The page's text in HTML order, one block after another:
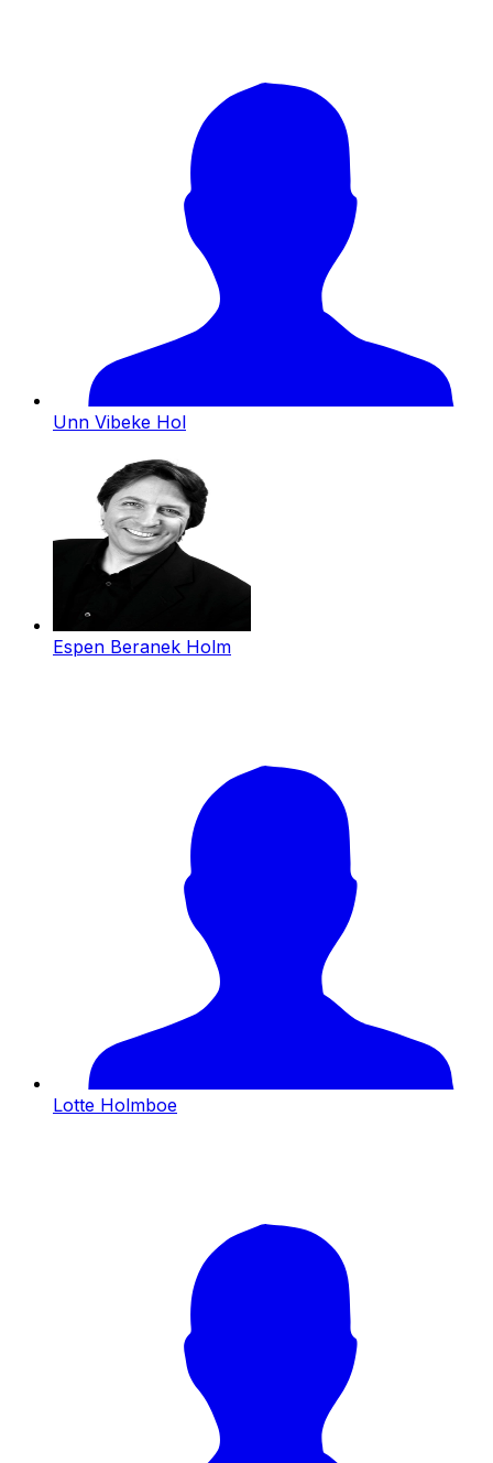
Unn Vibeke Hol
Espen Beranek Holm
Lotte Holmboe